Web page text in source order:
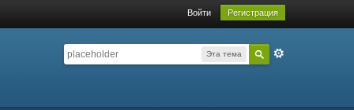
Войти Регистрация
Эта тема